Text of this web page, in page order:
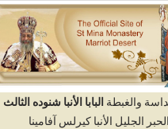
والغبطةالبابا الأنبا شنوده الثالث
الجليل الأنبا كيرلس آفامينا